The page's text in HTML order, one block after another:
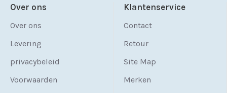
Over ons
Over ons
Levering
privacybeleid
Voorwaarden
Klantenservice
Contact
Retour
Site Map
Merken